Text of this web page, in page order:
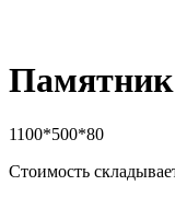
1100*500*80
Стоимость